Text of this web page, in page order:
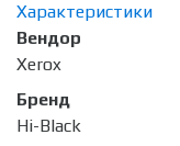
Характеристики
Вендор
Xerox
Бренд
Hi-Black